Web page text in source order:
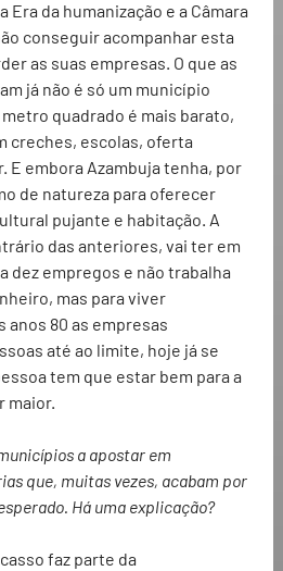
Era da humanização e a Câmara
conseguir acompanhar esta
as suas empresas. O que as
já não é só um município
quadrado é mais barato,
creches, escolas, oferta
E embora Azambuja tenha, por
de natureza para oferecer
pujante e habitação. A
das anteriores, vai ter em
dez empregos e não trabalha
mas para viver
anos 80 as empresas
até ao limite, hoje já se
tem que estar bem para a
maior.
a apostar em
que, muitas vezes, acabam por
Há uma explicação?
faz parte da